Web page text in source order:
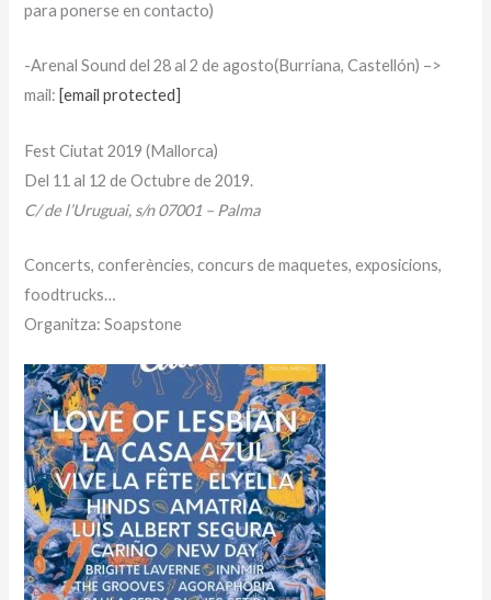
para ponerse en contacto)
-Arenal Sound del 28 al 2 de agosto(Burriana, Castellón) –>
mail: [email protected]
Fest Ciutat 2019 (Mallorca)
Del 11 al 12 de Octubre de 2019.
C/ de l’Uruguai, s/n 07001 – Palma
Concerts, conferències, concurs de maquetes, exposicions,
foodtrucks…
Organitza: Soapstone